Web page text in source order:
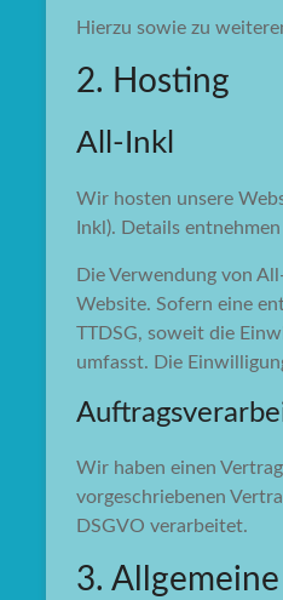
Hierzu sowie zu
2. Hosting
All-Inkl
Wir hosten unsere
Inkl). Details
Die Verwendung von
Website. Sofern eine
TTDSG, soweit die
umfasst. Die
Wir haben einen
vorgeschriebenen
DSGVO verarbeitet.
3.